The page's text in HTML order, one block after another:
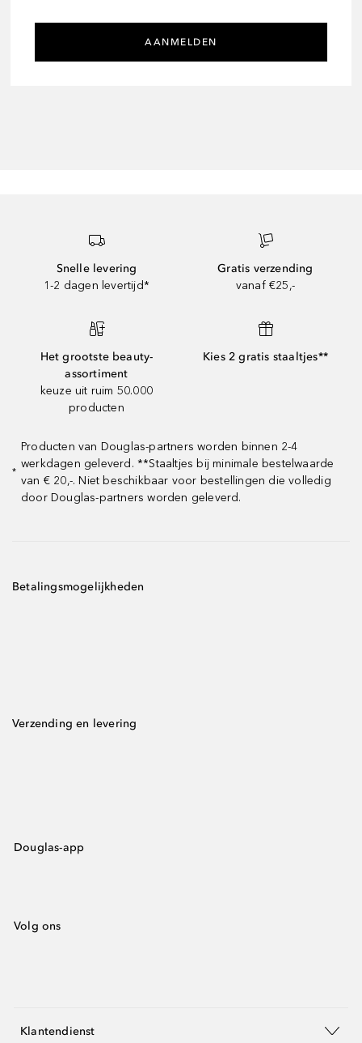
AANMELDEN
Snelle levering
1-2 dagen levertijd*
Gratis verzending
vanaf €25,-
Het grootste beauty-
assortiment
keuze uit ruim 50.000
producten
Kies 2 gratis staaltjes**
*
Producten van Douglas-partners worden binnen 2-4
werkdagen geleverd. **Staaltjes bij minimale bestelwaarde
van € 20,-. Niet beschikbaar voor bestellingen die volledig
door Douglas-partners worden geleverd.
Betalingsmogelijkheden
Verzending en levering
Douglas-app
Volg ons
Klantendienst